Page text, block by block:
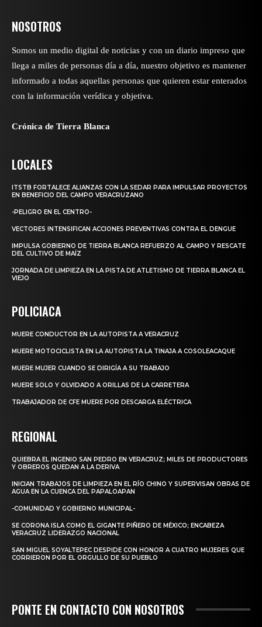
NOSOTROS
Somos un medio digital de noticias y con un diario impreso que
llega a miles de personas día a día, nuestro objetivo es mantener
informado a todas aquellas personas que quieren estar enterados
con la información verídica y objetiva.
Crónica de Tierra Blanca
LOCALES
ITSTB FORTALECE ALIANZAS CON LA SEDAR PARA IMPULSAR PROYECTOS
EN BENEFICIO DEL CAMPO VERACRUZANO
-PELIGRO EN EL CENTRO-
VECTORES INTENSIFICAN ACCIONES PREVENTIVAS CONTRA EL DENGUE
IMPULSA GOBIERNO DE TIERRA BLANCA REFUERZO AL CAMPO Y RESCATE
DEL CULTIVO DE MAÍZ
JORNADA DE LIMPIEZA EN LA PISTA DE ATLETISMO DE TIERRA BLANCA EL
VIEJO
POLICIACA
MUERE CONDUCTOR EN LA AUTOPISTA A VERACRUZ
MUERE MOTOCICLISTA EN LA AUTOPISTA LA TINAJA A COSOLEACAQUE
MUERE MUJER CUANDO SE DIRIGÍA A SU TRABAJO
MUERE SOLO Y OLVIDADO A ORILLAS DE LA CARRETERA
TRABAJADOR DE CFE MUERE POR DESCARGA ELÉCTRICA
REGIONAL
QUIEBRA EL INGENIO SAN PEDRO EN VERACRUZ; MILES DE PRODUCTORES
Y OBREROS QUEDAN A LA DERIVA
INICIAN TRABAJOS DE LIMPIEZA EN EL RÍO CHINO Y SUPERVISAN OBRAS DE
AGUA EN LA CUENCA DEL PAPALOAPAN
-COMUNIDAD Y GOBIERNO MUNICIPAL-
SE CORONA ISLA COMO EL GIGANTE PIÑERO DE MÉXICO; ENCABEZA
VERACRUZ LIDERAZGO NACIONAL
SAN MIGUEL SOYALTEPEC DESPIDE CON HONOR A CUATRO MUJERES QUE
CORRIERON POR EL ORGULLO DE SU PUEBLO
PONTE EN CONTACTO CON NOSOTROS